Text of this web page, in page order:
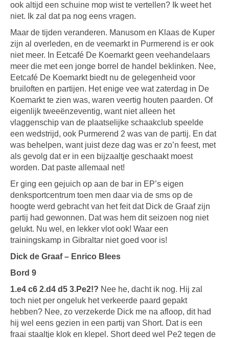
ook altijd een schuine mop wist te vertellen? Ik weet het
niet. Ik zal dat pa nog eens vragen.
Maar de tijden veranderen. Manusom en Klaas de Kuper
zijn al overleden, en de veemarkt in Purmerend is er ook
niet meer. In Eetcafé De Koemarkt geen veehandelaars
meer die met een jonge borrel de handel beklinken. Nee,
Eetcafé De Koemarkt biedt nu de gelegenheid voor
bruiloften en partijen. Het enige vee wat zaterdag in De
Koemarkt te zien was, waren veertig houten paarden. Of
eigenlijk tweeënzeventig, want niet alleen het
vlaggenschip van de plaatselijke schaakclub speelde
een wedstrijd, ook Purmerend 2 was van de partij. En dat
was behelpen, want juist deze dag was er zo’n feest, met
als gevolg dat er in een bijzaaltje geschaakt moest
worden. Dat paste allemaal net!
Er ging een gejuich op aan de bar in EP’s eigen
denksportcentrum toen men daar via de sms op de
hoogte werd gebracht van het feit dat Dick de Graaf zijn
partij had gewonnen. Dat was hem dit seizoen nog niet
gelukt. Nu wel, en lekker vlot ook! Waar een
trainingskamp in Gibraltar niet goed voor is!
Dick de Graaf – Enrico Blees
Bord 9
1.e4 c6 2.d4 d5 3.Pe2!? Nee he, dacht ik nog. Hij zal
toch niet per ongeluk het verkeerde paard gepakt
hebben? Nee, zo verzekerde Dick me na afloop, dit had
hij wel eens gezien in een partij van Short. Dat is een
fraai staaltje klok en klepel. Short deed wel Pe2 tegen de